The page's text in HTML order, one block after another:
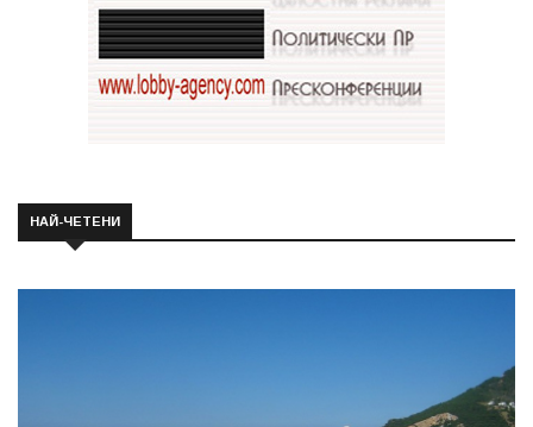
НАЙ-ЧЕТЕНИ